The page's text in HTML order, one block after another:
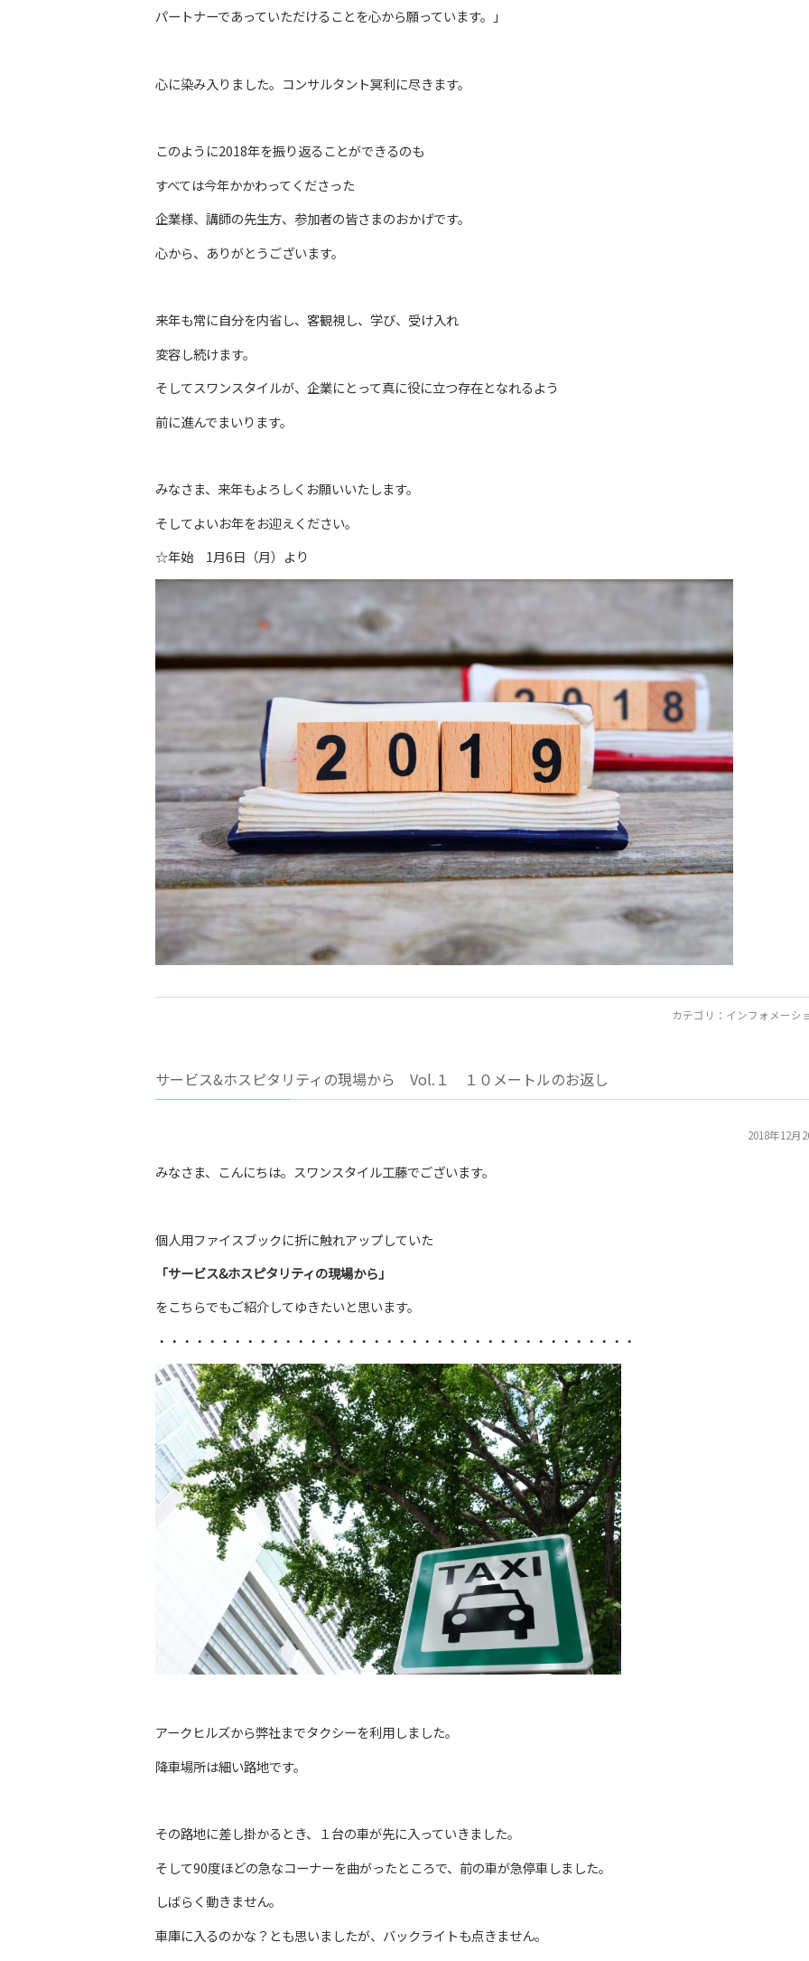
パートナーであっていただけることを心から願っています。」
心に染み入りました。コンサルタント冥利に尽きます。
このように2018年を振り返ることができるのも
すべては今年かかわってくださった
企業様、講師の先生方、参加者の皆さまのおかげです。
心から、ありがとうございます。
来年も常に自分を内省し、客観視し、学び、受け入れ
変容し続けます。
そしてスワンスタイルが、企業にとって真に役に立つ存在となれるよう
前に進んでまいります。
みなさま、来年もよろしくお願いいたします。
そしてよいお年をお迎えください。
☆年始 1月6日（月）より
カテゴリ： インフォメーシ
サービス&ホスピタリティの現場から Vol.１ １０メートルのお返し
2018年12月
みなさま、こんにちは。スワンスタイル工藤でございます。
個人用ファイスブックに折に触れアップしていた
「サービス&ホスピタリティの現場から」
をこちらでもご紹介してゆきたいと思います。
・・・・・・・・・・・・・・・・・・・・・・・・・・・・・・・・・・・・・・
アークヒルズから弊社までタクシーを利用しました。
降車場所は細い路地です。
その路地に差し掛かるとき、１台の車が先に入っていきました。
そして90度ほどの急なコーナーを曲がったところで、前の車が急停車しました。
しばらく動きません。
車庫に入るのかな？とも思いましたが、バックライトも点きません。